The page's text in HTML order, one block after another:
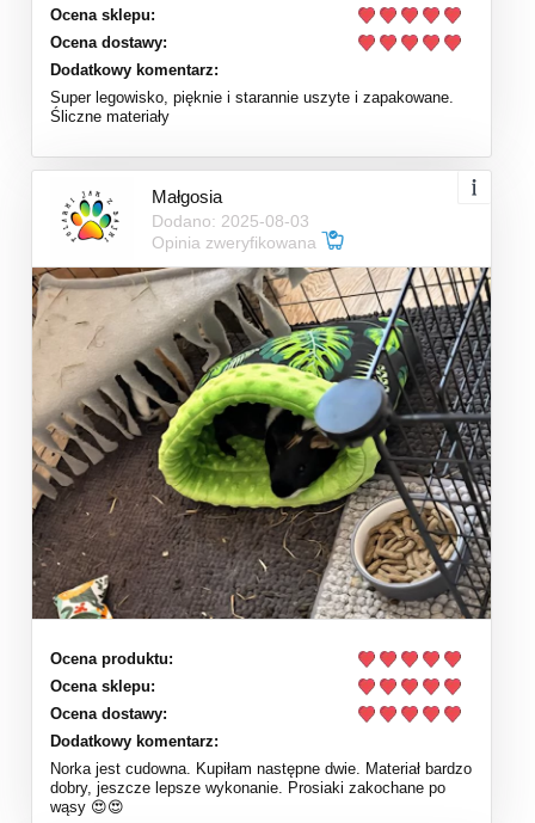
Ocena sklepu:
Ocena dostawy:
Dodatkowy komentarz:
Super legowisko, pięknie i starannie uszyte i zapakowane.
Śliczne materiały
Małgosia
Dodano: 2025-08-03
Opinia zweryfikowana
Ocena produktu:
Ocena sklepu:
Ocena dostawy:
Dodatkowy komentarz:
Norka jest cudowna. Kupiłam następne dwie. Materiał bardzo
dobry, jeszcze lepsze wykonanie. Prosiaki zakochane po
wąsy 😍😍